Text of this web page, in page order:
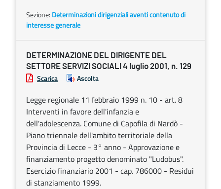
Sezione: Determinazioni dirigenziali aventi contenuto di
interesse generale
DETERMINAZIONE DEL DIRIGENTE DEL
SETTORE SERVIZI SOCIALI 4 luglio 2001, n. 129
Scarica Ascolta
Legge regionale 11 febbraio 1999 n. 10 - art. 8
Interventi in favore dell'infanzia e
dell'adolescenza. Comune di Capofila di Nardò -
Piano triennale dell'ambito territoriale della
Provincia di Lecce - 3° anno - Approvazione e
finanziamento progetto denominato "Ludobus".
Esercizio finanziario 2001 - cap. 786000 - Residui
di stanziamento 1999.